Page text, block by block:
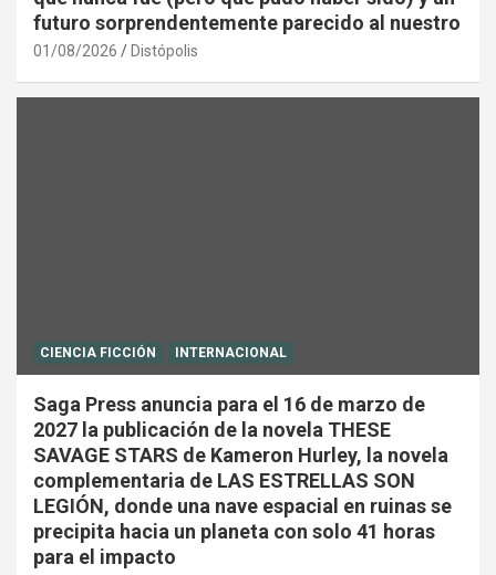
futuro sorprendentemente parecido al nuestro
01/08/2026 Distópolis
CIENCIA FICCIÓN INTERNACIONAL
Saga Press anuncia para el 16 de marzo de
2027 la publicación de la novela THESE
SAVAGE STARS de Kameron Hurley, la novela
complementaria de LAS ESTRELLAS SON
LEGIÓN, donde una nave espacial en ruinas se
precipita hacia un planeta con solo 41 horas
para el impacto